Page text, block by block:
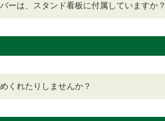
ーは、スタンド看板に付属していますか？
くれたりしませんか？